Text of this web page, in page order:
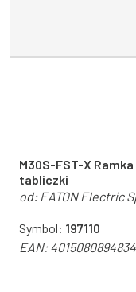
M30S-FST-X
tabliczki
od: EATON Electric
Symbol: 197110
EAN:4015080894834